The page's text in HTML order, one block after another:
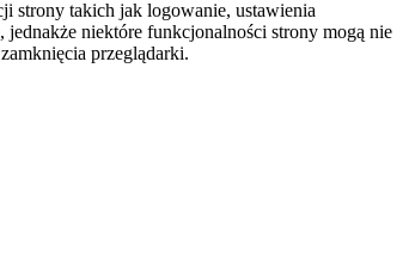
strony takich jak logowanie, ustawienia
niektóre funkcjonalności strony mogą nie
przeglądarki.